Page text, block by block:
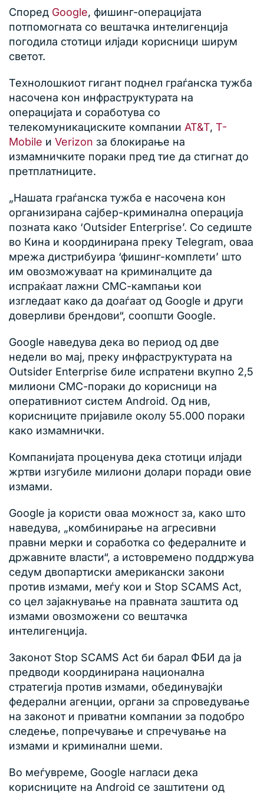
Според Google, фишинг-операцијата
потпомогната со вештачка интелигенција
погодила стотици илјади корисници ширум
светот.
Технолошкиот гигант поднел граѓанска тужба
насочена кон инфраструктурата на
операцијата и соработува со
телекомуникациските компании AT&T, T-
Mobile и Verizon за блокирање на
измамничките пораки пред тие да стигнат до
претплатниците.
„Нашата граѓанска тужба е насочена кон
организирана сајбер-криминална операција
позната како ‘Outsider Enterprise’. Со седиште
во Кина и координирана преку Telegram, оваа
мрежа дистрибуира ‘фишинг-комплети’ што
им овозможуваат на криминалците да
испраќаат лажни СМС-кампањи кои
изгледаат како да доаѓаат од Google и други
доверливи брендови“, соопшти Google.
Google наведува дека во период од две
недели во мај, преку инфраструктурата на
Outsider Enterprise биле испратени вкупно 2,5
милиони СМС-пораки до корисници на
оперативниот систем Android. Од нив,
корисниците пријавиле околу 55.000 пораки
како измамнички.
Компанијата проценува дека стотици илјади
жртви изгубиле милиони долари поради овие
измами.
Google ја користи оваа можност за, како што
наведува, „комбинирање на агресивни
правни мерки и соработка со федералните и
државните власти“, а истовремено поддржува
седум двопартиски американски закони
против измами, меѓу кои и Stop SCAMS Act,
со цел зајакнување на правната заштита од
измами овозможени со вештачка
интелигенција.
Законот Stop SCAMS Act би барал ФБИ да ја
предводи координирана национална
стратегија против измами, обединувајќи
федерални агенции, органи за спроведување
на законот и приватни компании за подобро
следење, попречување и спречување на
измами и криминални шеми.
Во меѓувреме, Google нагласи дека
корисниците на Android се заштитени од